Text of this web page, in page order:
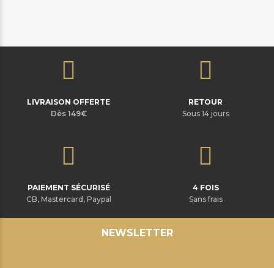
LIVRAISON OFFERTE
Dès 149€
RETOUR
Sous 14 jours
PAIEMENT SÉCURISÉ
CB, Mastercard, Paypal
4 FOIS
Sans frais
NEWSLETTER